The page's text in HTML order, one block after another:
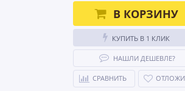
В КОРЗИНУ
КУПИТЬ В 1 КЛИК
НАШЛИ ДЕШЕВЛЕ?
СРАВНИТЬ